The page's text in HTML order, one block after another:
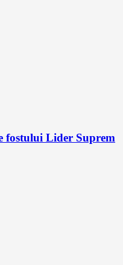
fostului Lider Suprem